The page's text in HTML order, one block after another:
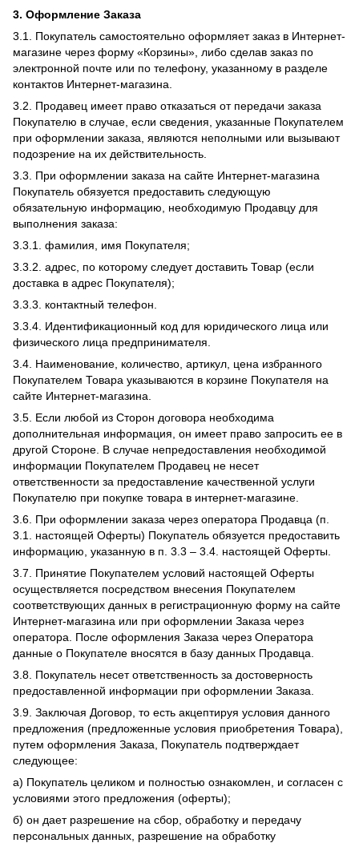
3. Оформление Заказа
3.1. Покупатель самостоятельно оформляет заказ в Интернет-
магазине через форму «Корзины», либо сделав заказ по
электронной почте или по телефону, указанному в разделе
контактов Интернет-магазина.
3.2. Продавец имеет право отказаться от передачи заказа
Покупателю в случае, если сведения, указанные Покупателем
при оформлении заказа, являются неполными или вызывают
подозрение на их действительность.
3.3. При оформлении заказа на сайте Интернет-магазина
Покупатель обязуется предоставить следующую
обязательную информацию, необходимую Продавцу для
выполнения заказа:
3.3.1. фамилия, имя Покупателя;
3.3.2. адрес, по которому следует доставить Товар (если
доставка в адрес Покупателя);
3.3.3. контактный телефон.
3.3.4. Идентификационный код для юридического лица или
физического лица предпринимателя.
3.4. Наименование, количество, артикул, цена избранного
Покупателем Товара указываются в корзине Покупателя на
сайте Интернет-магазина.
3.5. Если любой из Сторон договора необходима
дополнительная информация, он имеет право запросить ее в
другой Стороне. В случае непредоставления необходимой
информации Покупателем Продавец не несет
ответственности за предоставление качественной услуги
Покупателю при покупке товара в интернет-магазине.
3.6. При оформлении заказа через оператора Продавца (п.
3.1. настоящей Оферты) Покупатель обязуется предоставить
информацию, указанную в п. 3.3 – 3.4. настоящей Оферты.
3.7. Принятие Покупателем условий настоящей Оферты
осуществляется посредством внесения Покупателем
соответствующих данных в регистрационную форму на сайте
Интернет-магазина или при оформлении Заказа через
оператора. После оформления Заказа через Оператора
данные о Покупателе вносятся в базу данных Продавца.
3.8. Покупатель несет ответственность за достоверность
предоставленной информации при оформлении Заказа.
3.9. Заключая Договор, то есть акцептируя условия данного
предложения (предложенные условия приобретения Товара),
путем оформления Заказа, Покупатель подтверждает
следующее:
а) Покупатель целиком и полностью ознакомлен, и согласен с
условиями этого предложения (оферты);
б) он дает разрешение на сбор, обработку и передачу
персональных данных, разрешение на обработку